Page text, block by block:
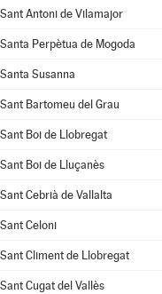
Sant Antoni de Vilamajor
Santa Perpètua de Mogoda
Santa Susanna
Sant Bartomeu del Grau
Sant Boi de Llobregat
Sant Boi de Lluçanès
Sant Cebrià de Vallalta
Sant Celoni
Sant Climent de Llobregat
Sant Cugat del Vallès